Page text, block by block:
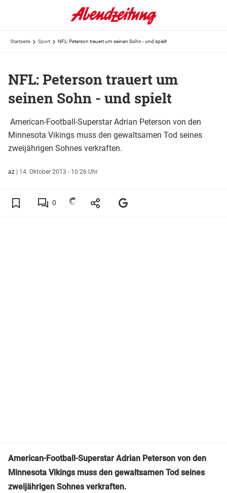
Startseite Sport NFL: Peterson trauert um seinen Sohn - und spielt
NFL: Peterson trauert um
seinen Sohn - und spielt
American-Football-Superstar Adrian Peterson von den
Minnesota Vikings muss den gewaltsamen Tod seines
zweijährigen Sohnes verkraften.
az | 14. Oktober 2013 - 10:26 Uhr
0
American-Football-Superstar Adrian Peterson von den
Minnesota Vikings muss den gewaltsamen Tod seines
zweijährigen Sohnes verkraften.